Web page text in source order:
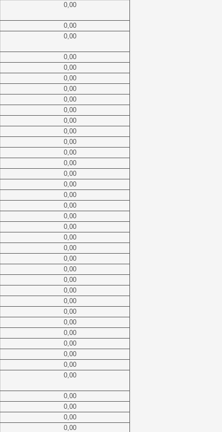
0,00
0,00
0,00
0,00
0,00
0,00
0,00
0,00
0,00
0,00
0,00
0,00
0,00
0,00
0,00
0,00
0,00
0,00
0,00
0,00
0,00
0,00
0,00
0,00
0,00
0,00
0,00
0,00
0,00
0,00
0,00
0,00
0,00
0,00
0,00
0,00
0,00
0,00